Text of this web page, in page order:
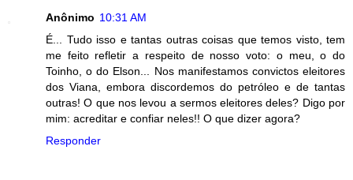
Anônimo 10:31 AM
É... Tudo isso e tantas outras coisas que temos visto, tem
me feito refletir a respeito de nosso voto: o meu, o do
Toinho, o do Elson... Nos manifestamos convictos eleitores
dos Viana, embora discordemos do petróleo e de tantas
outras! O que nos levou a sermos eleitores deles? Digo por
mim: acreditar e confiar neles!! O que dizer agora?
Responder